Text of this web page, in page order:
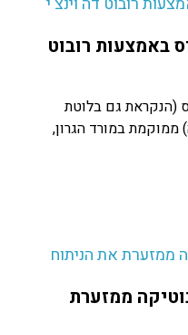
באמצעות רובוט
(הנקראת גם בלוטת
במורד הגרון,
ממזערת